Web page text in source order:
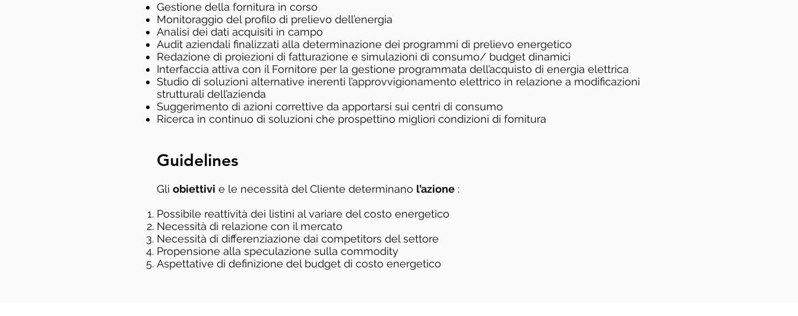
Gestione della fornitura in corso​
Monitoraggio del profilo di prelievo dell’energia
Analisi dei dati acquisiti in campo
Audit aziendali finalizzati alla determinazione dei programmi di prelievo energetico
Redazione di proiezioni di fatturazione e simulazioni di consumo/ budget dinamici
Interfaccia attiva con il Fornitore per la gestione programmata dell’acquisto di energia elettrica
Studio di soluzioni alternative inerenti l’approvvigionamento elettrico in relazione a modificazioni
strutturali dell’azienda
Suggerimento di azioni correttive da apportarsi sui centri di consumo
Ricerca in continuo di soluzioni che prospettino migliori condizioni di fornitura
Guidelines
Gli obiettivi e le necessità del Cliente determinano l’azione :
Possibile reattività dei listini al variare del costo energetico
Necessità di relazione con il mercato
Necessità di differenziazione dai competitors del settore
Propensione alla speculazione sulla commodity
Aspettative di definizione del budget di costo energetico